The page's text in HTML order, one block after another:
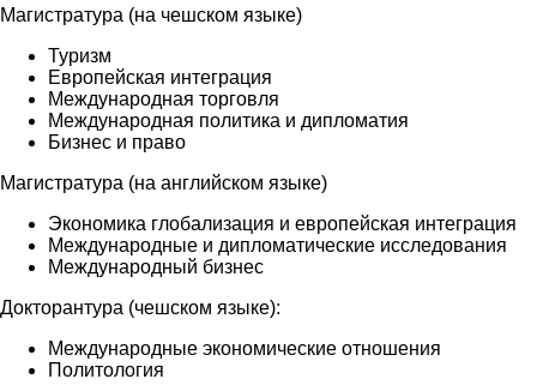
Магистратура (на чешском языке)
Туризм
Европейская интеграция
Международная торговля
Международная политика и дипломатия
Бизнес и право
Магистратура (на английском языке)
Экономика глобализация и европейская интеграция
Международные и дипломатические исследования
Международный бизнес
Докторантура (чешском языке):
Международные экономические отношения
Политология